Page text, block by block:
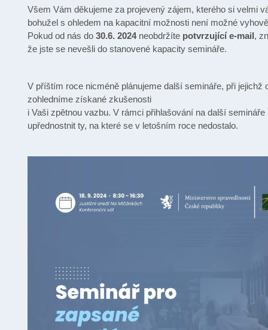
Všem Vám děkujeme za projevený zájem, kterého si velmi
bohužel s ohledem na kapacitní možnosti není možné
Pokud od nás do 30.6. 2024neobdržíte potvrzující e-mail,
že jste se nevešli do stanovené kapacity semináře.
V příštím roce nicméně plánujeme další semináře, při jejichž
zohledníme získané zkušenosti
i Vaši zpětnou vazbu. V rámci přihlašování na další semináře
upřednostnit ty, na které se v letošním roce nedostalo.